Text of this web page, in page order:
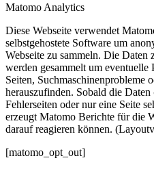
Matomo Analytics
Diese Webseite verwendet
selbstgehostete Software um
Webseite zu sammeln. Die Daten
werden gesammelt um
Seiten, Suchmaschinenprobleme
herauszufinden. Sobald die
Fehlerseiten oder nur eine Seite
erzeugt Matomo Berichte für die
darauf reagieren können.
[matomo_opt_out]